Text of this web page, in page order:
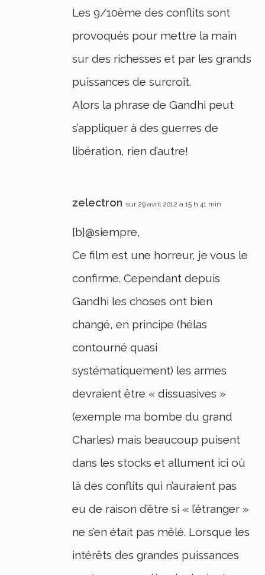
Les 9/10ème des conflits sont
provoqués pour mettre la main
sur des richesses et par les grands
puissances de surcroît.
Alors la phrase de Gandhi peut
s’appliquer à des guerres de
libération, rien d’autre!
zelectron sur 29 avril 2012 à 15 h 41 min
[b]@siempre,
Ce film est une horreur, je vous le
confirme. Cependant depuis
Gandhi les choses ont bien
changé, en principe (hélas
contourné quasi
systématiquement) les armes
devraient être « dissuasives »
(exemple ma bombe du grand
Charles) mais beaucoup puisent
dans les stocks et allument ici où
là des conflits qui n’auraient pas
eu de raison d’être si « l’étranger »
ne s’en était pas mêlé. Lorsque les
intérêts des grandes puissances